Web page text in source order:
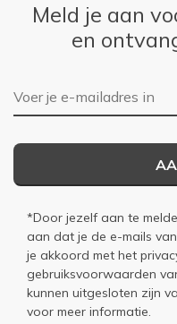
Meld je aan
en
E-mailadres
*Door jezelf aan te
aan dat je de e-mails
je akkoord met het
gebruiksvoorwaarden
kunnen uitgesloten zijn
voor meer informatie.